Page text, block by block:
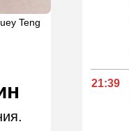
Teng
21:39